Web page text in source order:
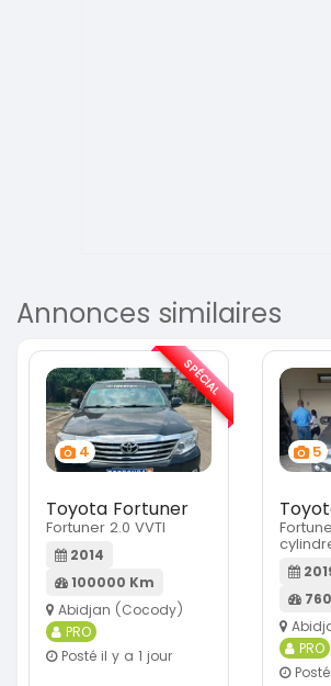
Annonces similaires
4
Toyota Fortuner
Fortuner 2.0 VVTI
2014
100000 Km
Abidjan (Cocody)
PRO
Posté il y a 1 jour
SPÉCIAL
5
PRO